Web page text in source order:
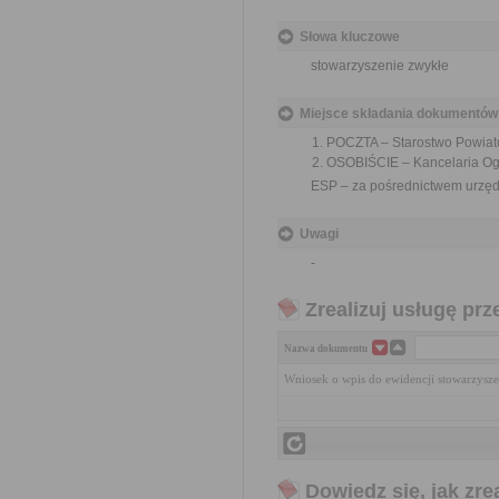
Słowa kluczowe
stowarzyszenie zwykłe
Miejsce składania dokumentów
POCZTA – Starostwo
OSOBIŚCIE – Kancelaria
ESP – za pośrednictwem
Uwagi
-
Zrealizuj usługę
Nazwa dokumentu
Wniosek o wpis do ewidencji
Dowiedz się, jak